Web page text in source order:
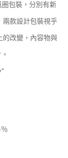
包裝，分別有新
兩款設計包裝視乎
的改變，內容物與